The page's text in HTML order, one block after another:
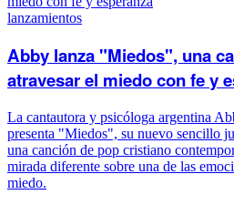
lanzamientos
Abby lanza "Miedos", una
atravesar el miedo con fe y
La cantautora y psicóloga argentina
presenta "Miedos", su nuevo sencillo
una canción de pop cristiano
mirada diferente sobre una de las
miedo.